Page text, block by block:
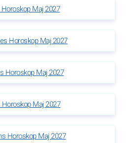
Maj 2027
Horoskop Maj 2027
Horoskop Maj 2027
Maj 2027
Horoskop Maj 2027